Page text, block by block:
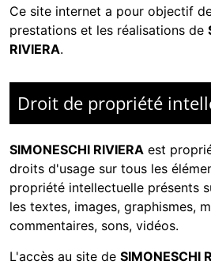
Ce site internet a pour objectif
prestations et les réalisations de
RIVIERA.
Droit de propriété
SIMONESCHI RIVIERA est
droits d'usage sur tous les
propriété intellectuelle présents
les textes, images, graphismes,
commentaires, sons, vidéos.
L'accès au site de SIMONESCHI